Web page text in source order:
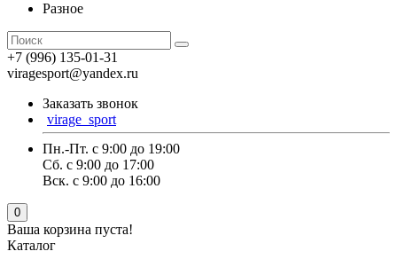
Разное
+7 (996) 135-01-31
viragesport@yandex.ru
Заказать звонок
virage_sport
Пн.-Пт. с 9:00 до 19:00
Сб. с 9:00 до 17:00
Вск. с 9:00 до 16:00
0
Ваша корзина пуста!
Каталог